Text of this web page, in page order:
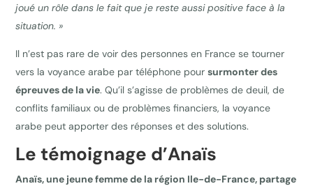
joué un rôle dans le fait que je reste aussi positive face à la
situation. »
Il n’est pas rare de voir des personnes en France se tourner
vers la voyance arabe par téléphone poursurmonter des
épreuves de la vie. Qu’il s’agisse de problèmes de deuil, de
conflits familiaux ou de problèmes financiers, la voyance
arabe peut apporter des réponses et des solutions.
Le témoignage d’Anaïs
Anaïs, une jeune femme de la région Ile-de-France, partage